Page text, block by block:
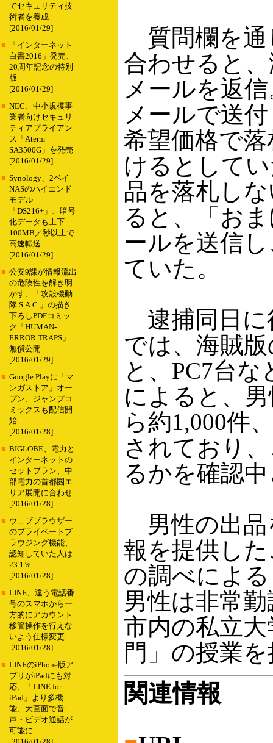
でセキュリティ技
術者を養成
[2016/01/29]
■
「インターネット
白書2016」発売、
20周年記念の特別
版
[2016/01/29]
■ NEC、中小規模事
業者向けセキュリ
ティアプライアン
ス「Aterm
SA3500G」を発売
[2016/01/29]
■ Synology、2ベイ
NASのハイエンド
モデル
「DS216+」、暗号
化データも上下
100MB／秒以上で
高速転送
[2016/01/29]
■ 公安9課が情報流出
の危険性を解き明
かす、「攻殻機動
隊 S.A.C.」の描き
下ろしPDFコミッ
ク「HUMAN-
ERROR TRAPS」
無償公開
[2016/01/29]
■ Google Playに「マ
ンガストア」オー
プン、ジャンプコ
ミックスも配信開
始
[2016/01/28]
■ BIGLOBE、電力と
インターネットの
セットプラン、中
部電力の首都圏エ
リア展開に合わせ
[2016/01/28]
■ ウェブブラウザー
のプライベートブ
ラウジング機能、
認知していた人は
23.1％
[2016/01/28]
■ LINE、違う電話番
号のスマホから一
方的にアカウント
移管操作を行えな
いよう仕様変更
[2016/01/28]
■ LINEのiPhone版ア
プリがiPadにも対
応、「LINE for
iPad」より多機
能、大画面で音
声・ビデオ通話が
可能に
質問欄を通
合わせると
メールを返
メールで送
希望価格で
けるとして
品を落札し
ると、「お
ールを送信
ていた。
逮捕同日に
では、海賊
と、PC7台
によると、
ら約1,000件
されており
るかを確認
男性の出品
報を提供し
の調べによ
男性は非常
市内の私立
門」の授業
関連情報